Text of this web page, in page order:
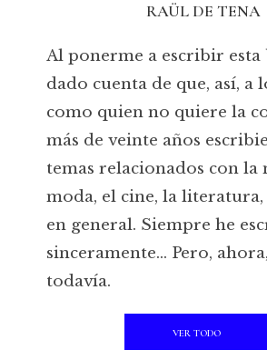
RAÜL DE TENA
Al ponerme a escribir esta
dado cuenta de que, así, a
como quien no quiere la
más de veinte años
temas relacionados con la
moda, el cine, la
en general. Siempre he
sinceramente... Pero,
todavía.
VER TODO